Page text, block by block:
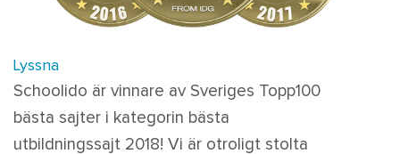
Lyssna
Schoolido är vinnare av Sveriges Topp100
bästa sajter i kategorin bästa
utbildningssajt 2018! Vi är otroligt stolta